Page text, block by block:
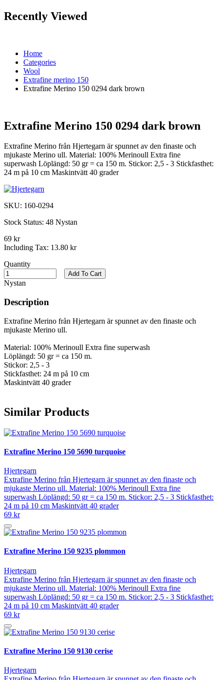
Recently Viewed
Home
Categories
Wool
Extrafine merino 150
Extrafine Merino 150 0294 dark brown
Extrafine Merino 150 0294 dark brown
Extrafine Merino från Hjertegarn är spunnet av den finaste och
mjukaste Merino ull. Material: 100% Merinoull Extra fine
superwash Löplängd: 50 gr = ca 150 m. Stickor: 2,5 - 3 Stickfasthet:
24 m på 10 cm Maskintvätt 40 grader
SKU: 160-0294
Stock Status: 48 Nystan
69 kr
Including Tax: 13.80 kr
Quantity
Nystan
Add To Cart
Description
Extrafine Merino från Hjertegarn är spunnet av den finaste och
mjukaste Merino ull.
Material: 100% Merinoull Extra fine superwash
Löplängd: 50 gr = ca 150 m.
Stickor: 2,5 - 3
Stickfasthet: 24 m på 10 cm
Maskintvätt 40 grader
Similar Products
Extrafine Merino 150 5690 turquoise
Hjertegarn
Extrafine Merino från Hjertegarn är spunnet av den finaste och
mjukaste Merino ull. Material: 100% Merinoull Extra fine
superwash Löplängd: 50 gr = ca 150 m. Stickor: 2,5 - 3 Stickfasthet:
24 m på 10 cm Maskintvätt 40 grader
69 kr
Extrafine Merino 150 9235 plommon
Hjertegarn
Extrafine Merino från Hjertegarn är spunnet av den finaste och
mjukaste Merino ull. Material: 100% Merinoull Extra fine
superwash Löplängd: 50 gr = ca 150 m. Stickor: 2,5 - 3 Stickfasthet:
24 m på 10 cm Maskintvätt 40 grader
69 kr
Extrafine Merino 150 9130 cerise
Hjertegarn